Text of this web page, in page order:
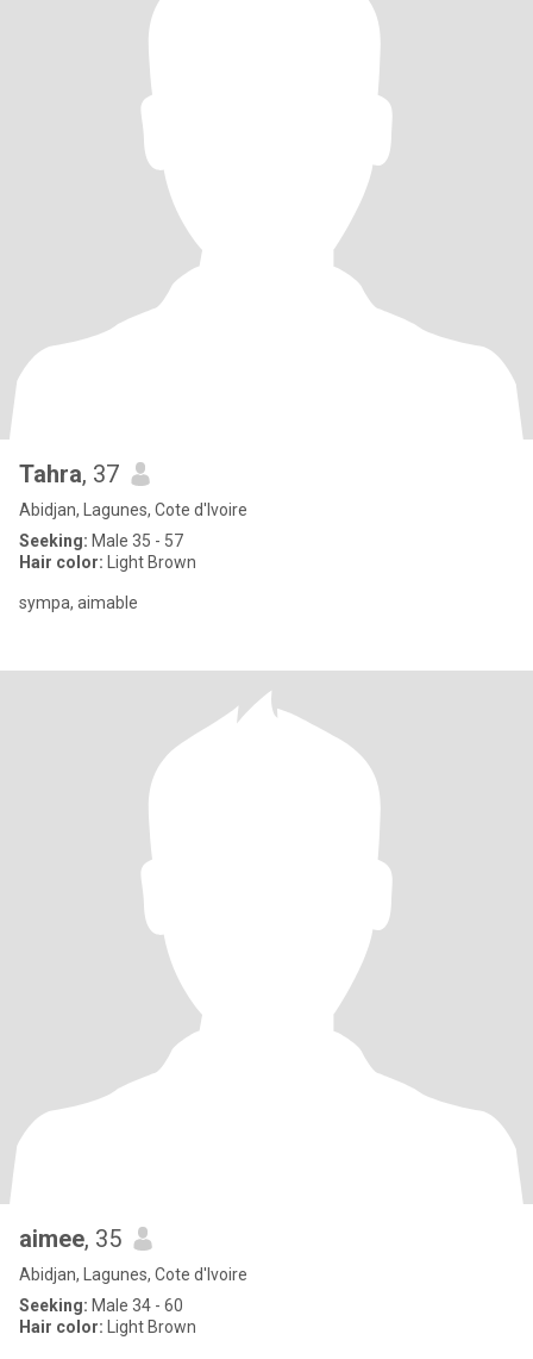
Tahra, 37
Abidjan, Lagunes, Cote d'Ivoire
Seeking: Male 35 - 57
Hair color: Light Brown
sympa, aimable
aimee, 35
Abidjan, Lagunes, Cote d'Ivoire
Seeking: Male 34 - 60
Hair color: Light Brown